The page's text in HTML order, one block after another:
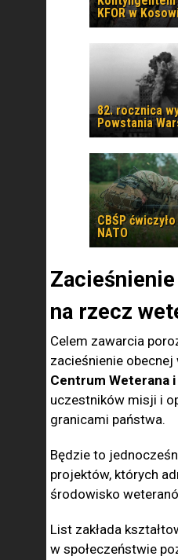
KFOR w
82. rocznica
Powstania
CBŚP
NATO
na rzecz
Celem zawarcia
zacieśnienie obecnej
Centrum Weterana i
uczestników misji i
granicami państwa.
Będzie to
projektów, których
środowisko
List zakłada
w społeczeństwie